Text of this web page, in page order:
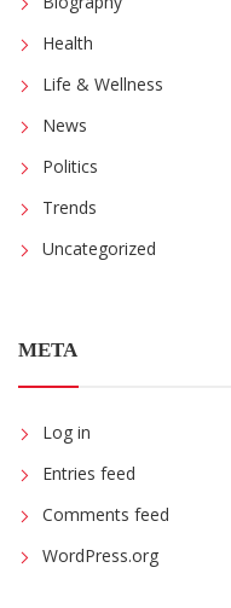
Health
Life & Wellness
News
Politics
Trends
Uncategorized
META
Log in
Entries feed
Comments feed
WordPress.org